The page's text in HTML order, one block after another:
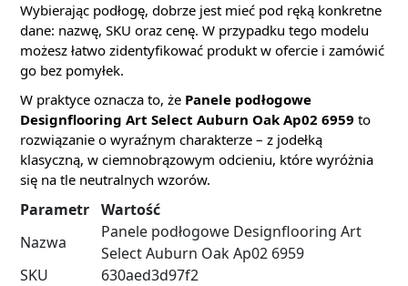
Wybierając podłogę, dobrze jest mieć pod ręką konkretne
dane: nazwę, SKU oraz cenę. W przypadku tego modelu
możesz łatwo zidentyfikować produkt w ofercie i zamówić
go bez pomyłek.
W praktyce oznacza to, że Panele podłogowe
Designflooring Art Select Auburn Oak Ap02 6959 to
rozwiązanie o wyraźnym charakterze – z jodełką
klasyczną, w ciemnobrązowym odcieniu, które wyróżnia
się na tle neutralnych wzorów.
Parametr Wartość
Nazwa
Panele podłogowe Designflooring Art
Select Auburn Oak Ap02 6959
SKU
630aed3d97f2